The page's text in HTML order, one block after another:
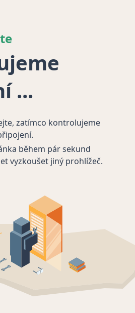
zatímco kontrolujeme
během pár sekund
vyzkoušet jiný prohlížeč.